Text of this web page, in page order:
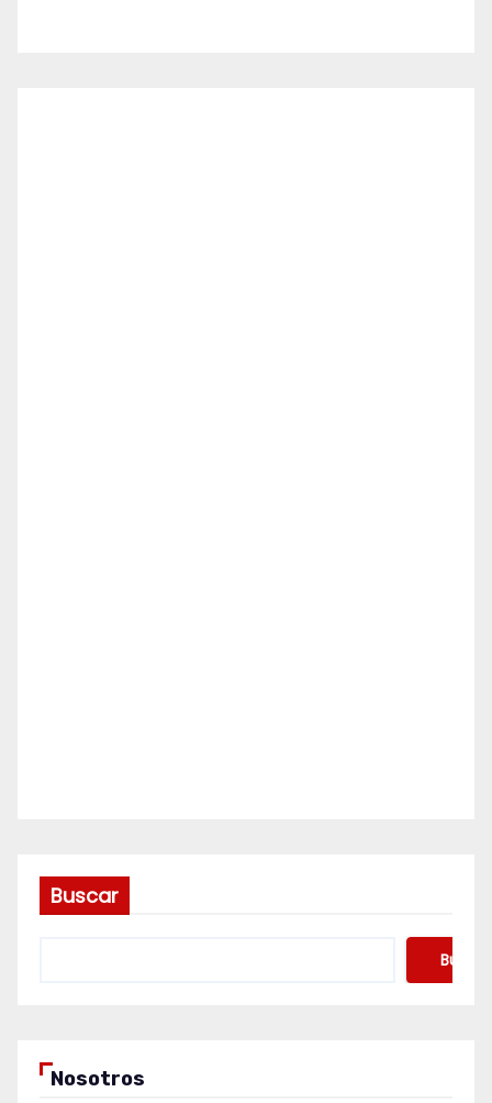
Buscar
Buscar
Nosotros